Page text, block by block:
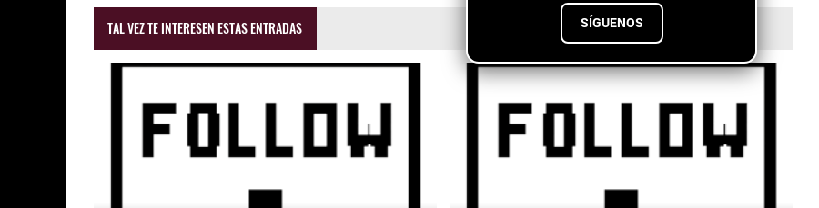
SÍGUENOS
TAL VEZ TE INTERESEN ESTAS ENTRADAS